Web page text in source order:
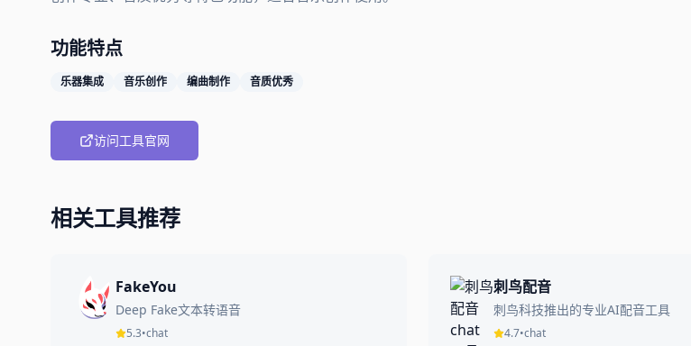
功能特点
乐器集成 音乐创作 编曲制作 音质优秀
访问工具官网
相关工具推荐
FakeYou
Deep Fake文本转语音
5.3•chat
刺鸟配音
刺鸟科技推出的专业AI配音工具
4.7•chat